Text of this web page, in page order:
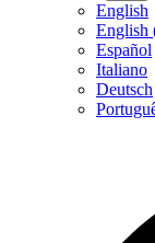
English
English
Español
Italiano
Deutsch